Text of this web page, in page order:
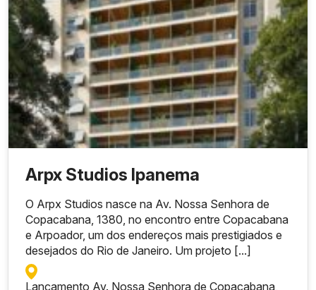
Arpx Studios Ipanema
O Arpx Studios nasce na Av. Nossa Senhora de
Copacabana, 1380, no encontro entre Copacabana
e Arpoador, um dos endereços mais prestigiados e
desejados do Rio de Janeiro. Um projeto [...]
Lançamento Av. Nossa Senhora de Copacabana,